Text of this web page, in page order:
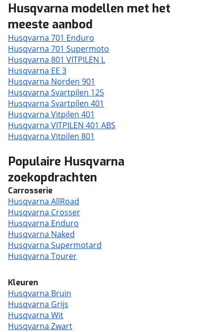
Husqvarna modellen met het
meeste aanbod
Husqvarna 701 Enduro
Husqvarna 701 Supermoto
Husqvarna 801 VITPILEN L
Husqvarna EE 3
Husqvarna Norden 901
Husqvarna Svartpilen 125
Husqvarna Svartpilen 401
Husqvarna Vitpilen 401
Husqvarna VITPILEN 401 ABS
Husqvarna Vitpilen 801
Populaire Husqvarna
zoekopdrachten
Carrosserie
Husqvarna AllRoad
Husqvarna Crosser
Husqvarna Enduro
Husqvarna Naked
Husqvarna Supermotard
Husqvarna Tourer
Kleuren
Husqvarna Bruin
Husqvarna Grijs
Husqvarna Wit
Husqvarna Zwart